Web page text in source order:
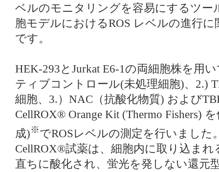
ベルのモニタリングを容易にするツー
胞モデルにおけるROS レベルの進⾏
です。
HEK-293とJurkat E6-1の両細胞株を用
ティブコントロール(未処理細胞)、2.)
細胞、3.）NAC（抗酸化物質) および
CellROX® Orange Kit (Thermo Fishers)
成)※でROSレベルの測定を行いました
CellROX®試薬は、細胞内に取り込ま
直ちに酸化され、蛍光を発しない還元